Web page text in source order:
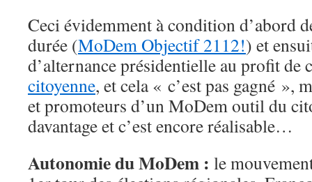
Ceci évidemment à condition d’abord
durée (MoDem Objectif 2112!) et
d’alternance présidentielle au profit de
citoyenne, et cela « c’est pas gagné »,
et promoteurs d’un MoDem outil du
davantage et c’est encore réalisable…
Autonomie du MoDem : le